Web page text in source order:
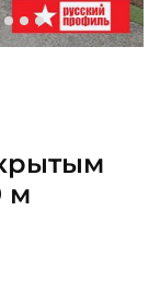
м